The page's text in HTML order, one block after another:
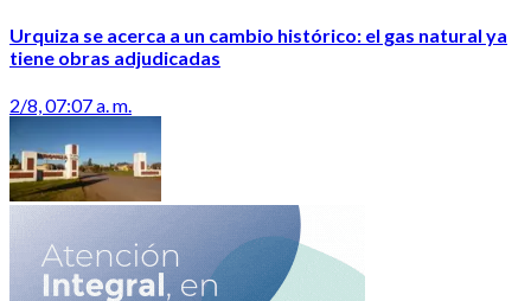
Urquiza se acerca a un cambio histórico: el gas natural ya
tiene obras adjudicadas
2/8, 07:07 a. m.